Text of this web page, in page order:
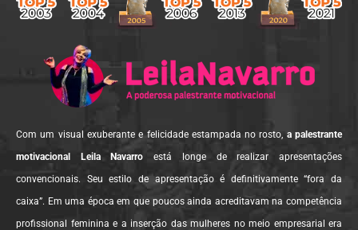
Com um visual exuberante e felicidade estampada no rosto, a palestrante
motivacional Leila Navarro está longe de realizar apresentações
convencionais. Seu estilo de apresentação é definitivamente “fora da
caixa”. Em uma época em que poucos ainda acreditavam na competência
profissional feminina e a inserção das mulheres no meio empresarial era